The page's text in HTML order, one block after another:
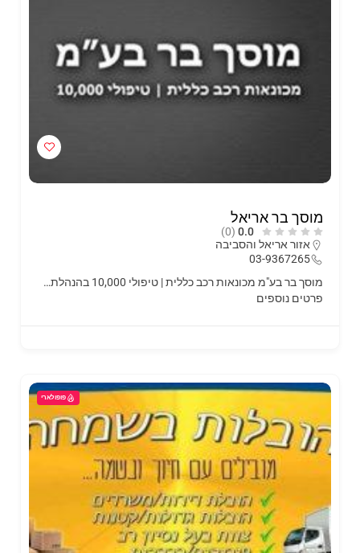
מוסך בר אריאל
0.0
(0)
אזור אריאל והסביבה
03-9367265
מוסך בר בע"מ מכונאות רכב כללית | טיפולי 10,000 בהנהלת…
פרטים נוספים
פופולארי